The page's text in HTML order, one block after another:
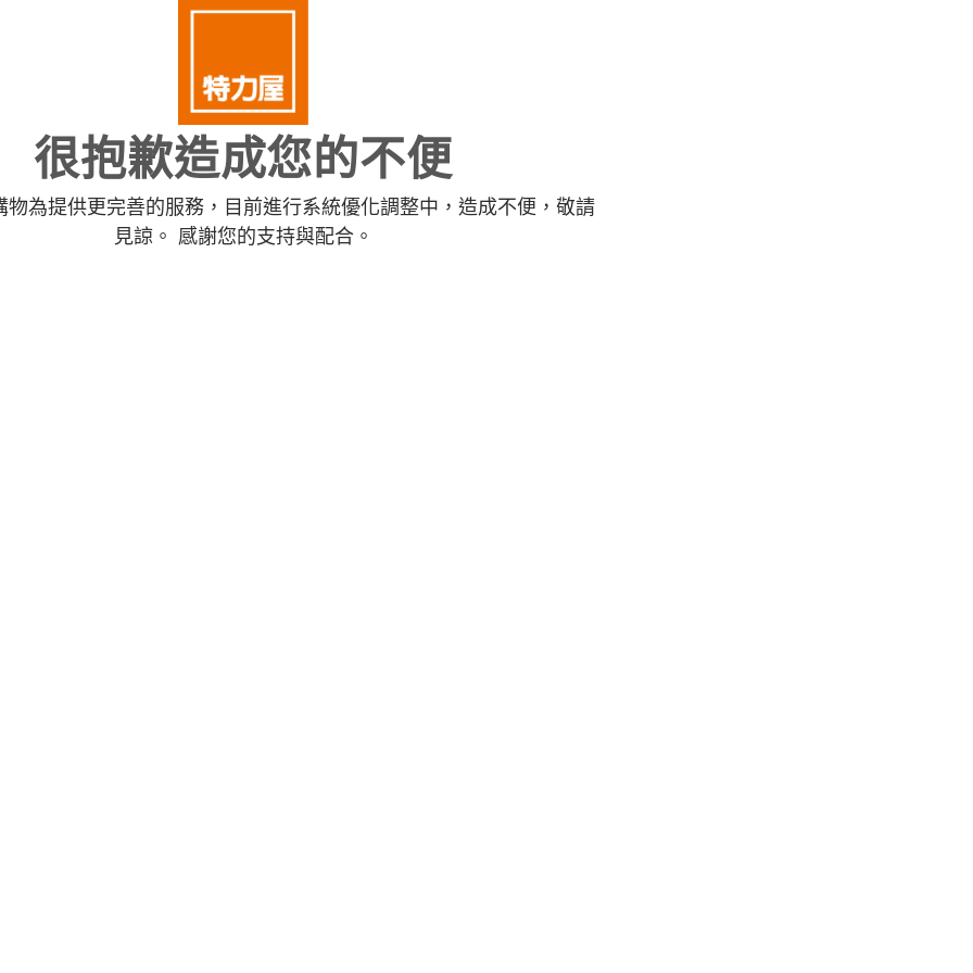
很抱歉造成您的不便
物為提供更完善的服務，目前進行系統優化調整中，造成不便，敬請
見諒。 感謝您的支持與配合。